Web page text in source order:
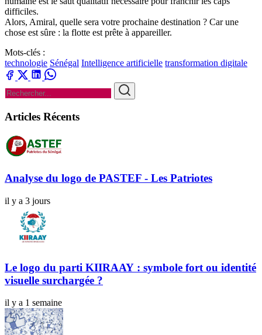
difficiles.
Alors, Amiral, quelle sera votre prochaine destination ? Car une
chose est sûre : la flotte est prête à appareiller.
Mots-clés :
technologie Sénégal Intelligence artificielle transformation digitale
Articles Récents
Analyse du logo de PASTEF - Les Patriotes
il y a 3 jours
Le logo du parti KIIRAAY : symbole fort ou identité
visuelle surchargée ?
il y a 1 semaine